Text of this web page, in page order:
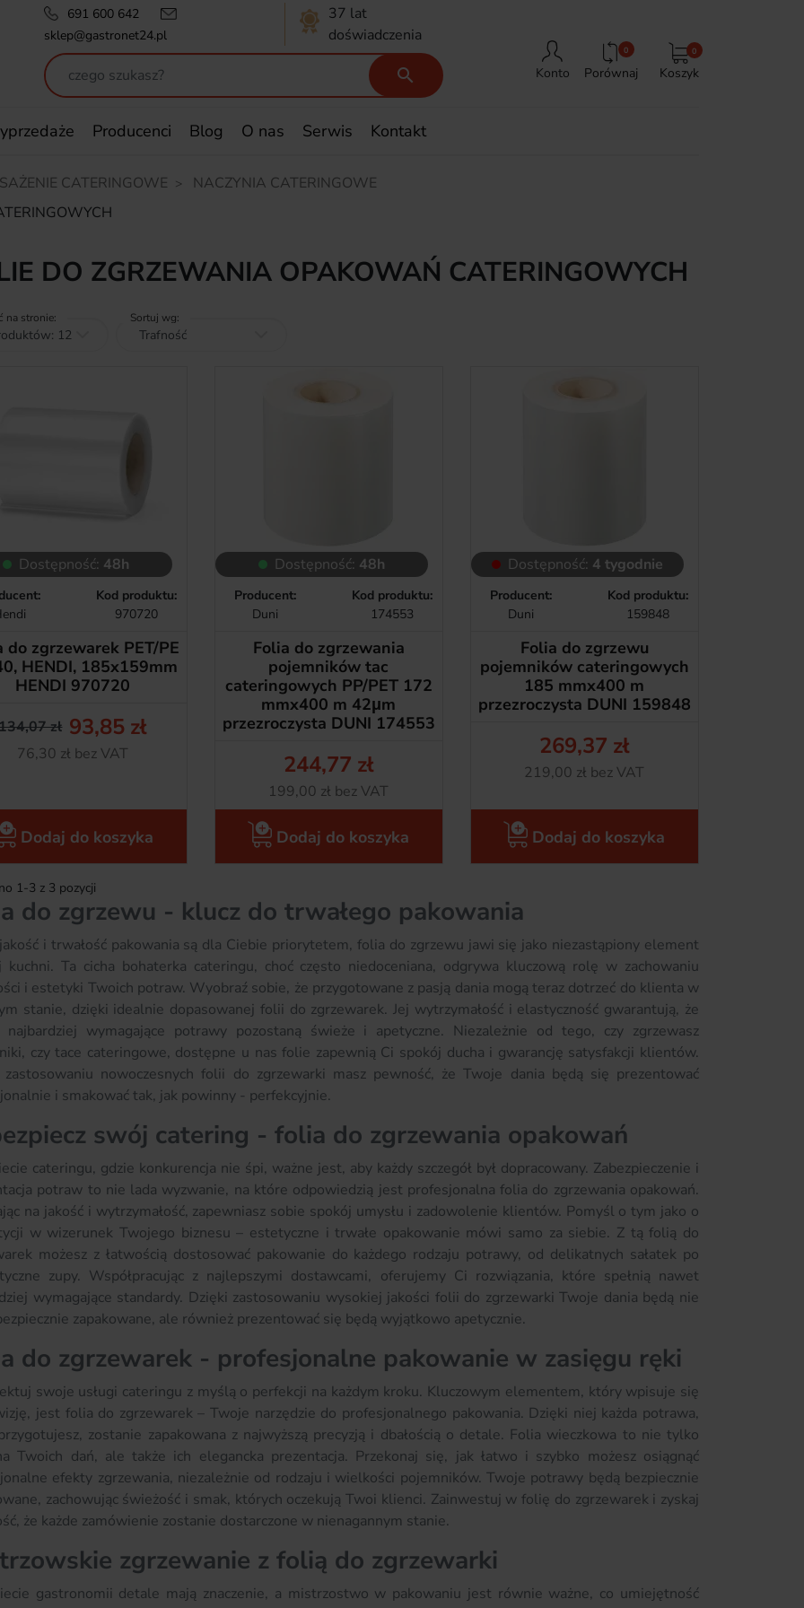
691 600 642
sklep@gastronet24.pl
37 lat
doświadczenia
 Konto
0
Porównaj Koszyk
0
Producenci Blog O nas Serwis Kontakt
CATERINGOWE
NACZYNIA CATERINGOWE
DO ZGRZEWANIA OPAKOWAŃ CATERINGOWYCH
na stronie: Sortuj wg:
Dostępność: 48h
Kod produktu:
970720
do zgrzewarek PET/PE
HENDI, 185x159mm
HENDI 970720
Cena podstawowa
zł Cena
93,85 zł
Netto
76,30 zł bez VAT
Dodaj do koszyka
Dostępność: 48h
Producent:
Duni
Kod produktu:
174553
Folia do zgrzewania
pojemników tac
cateringowych PP/PET 172
mmx400 m 42μm
przezroczysta DUNI 174553
Cena
244,77 zł
Netto
199,00 zł bez VAT
Dodaj do koszyka
Dostępność: 4 tygodnie
Producent:
Duni
Kod produktu:
159848
Folia do zgrzewu
pojemników cateringowych
185 mmx400 m
przezroczysta DUNI 159848
Cena
269,37 zł
Netto
219,00 zł bez VAT
Dodaj do koszyka
1-3 z 3 pozycji
do zgrzewu - klucz do trwałego pakowania
i trwałość pakowania są dla Ciebie priorytetem, folia do zgrzewu jawi się jako niezastąpiony element
kuchni. Ta cicha bohaterka cateringu, choć często niedoceniana, odgrywa kluczową rolę w zachowaniu
i estetyki Twoich potraw. Wyobraź sobie, że przygotowane z pasją dania mogą teraz dotrzeć do klienta w
stanie, dzięki idealnie dopasowanej folii do zgrzewarek. Jej wytrzymałość i elastyczność gwarantują, że
najbardziej wymagające potrawy pozostaną świeże i apetyczne. Niezależnie od tego, czy zgrzewasz
czy tace cateringowe, dostępne u nas folie zapewnią Ci spokój ducha i gwarancję satysfakcji klientów.
zastosowaniu nowoczesnych folii do zgrzewarki masz pewność, że Twoje dania będą się prezentować
i smakować tak, jak powinny - perfekcyjnie.
swój catering - folia do zgrzewania opakowań
cateringu, gdzie konkurencja nie śpi, ważne jest, aby każdy szczegół był dopracowany. Zabezpieczenie i
potraw to nie lada wyzwanie, na które odpowiedzią jest profesjonalna folia do zgrzewania opakowań.
na jakość i wytrzymałość, zapewniasz sobie spokój umysłu i zadowolenie klientów. Pomyśl o tym jako o
w wizerunek Twojego biznesu – estetyczne i trwałe opakowanie mówi samo za siebie. Z tą folią do
możesz z łatwością dostosować pakowanie do każdego rodzaju potrawy, od delikatnych sałatek po
zupy. Współpracując z najlepszymi dostawcami, oferujemy Ci rozwiązania, które spełnią nawet
wymagające standardy. Dzięki zastosowaniu wysokiej jakości folii do zgrzewarki Twoje dania będą nie
zapakowane, ale również prezentować się będą wyjątkowo apetycznie.
do zgrzewarek - profesjonalne pakowanie w zasięgu ręki
swoje usługi cateringu z myślą o perfekcji na każdym kroku. Kluczowym elementem, który wpisuje się
jest folia do zgrzewarek – Twoje narzędzie do profesjonalnego pakowania. Dzięki niej każda potrawa,
zostanie zapakowana z najwyższą precyzją i dbałością o detale. Folia wieczkowa to nie tylko
Twoich dań, ale także ich elegancka prezentacja. Przekonaj się, jak łatwo i szybko możesz osiągnąć
efekty zgrzewania, niezależnie od rodzaju i wielkości pojemników. Twoje potrawy będą bezpiecznie
zachowując świeżość i smak, których oczekują Twoi klienci. Zainwestuj w folię do zgrzewarek i zyskaj
że każde zamówienie zostanie dostarczone w nienagannym stanie.
zgrzewanie z folią do zgrzewarki
gastronomii detale mają znaczenie, a mistrzostwo w pakowaniu jest równie ważne, co umiejętność